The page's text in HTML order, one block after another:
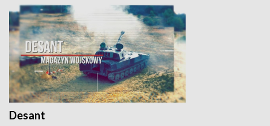
Desant